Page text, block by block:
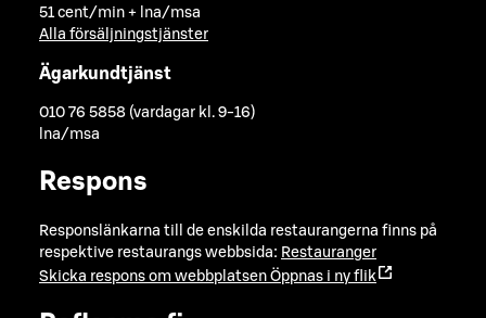
51 cent/min + lna/msa
Alla försäljningstjänster
Ägarkundtjänst
010 76 5858 (vardagar kl. 9-16)
lna/msa
Respons
Responslänkarna till de enskilda restaurangerna finns på
respektive restaurangs webbsida: Restauranger
Skicka respons om webbplatsen Öppnas i ny flik